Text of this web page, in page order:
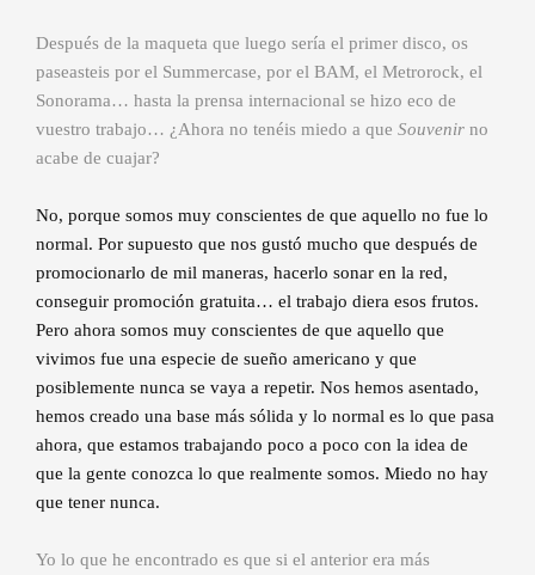
Después de la maqueta que luego sería el primer disco, os
paseasteis por el Summercase, por el BAM, el Metrorock, el
Sonorama… hasta la prensa internacional se hizo eco de
vuestro trabajo… ¿Ahora no tenéis miedo a que Souvenir no
acabe de cuajar?
No, porque somos muy conscientes de que aquello no fue lo
normal. Por supuesto que nos gustó mucho que después de
promocionarlo de mil maneras, hacerlo sonar en la red,
conseguir promoción gratuita… el trabajo diera esos frutos.
Pero ahora somos muy conscientes de que aquello que
vivimos fue una especie de sueño americano y que
posiblemente nunca se vaya a repetir. Nos hemos asentado,
hemos creado una base más sólida y lo normal es lo que pasa
ahora, que estamos trabajando poco a poco con la idea de
que la gente conozca lo que realmente somos. Miedo no hay
que tener nunca.
Yo lo que he encontrado es que si el anterior era más